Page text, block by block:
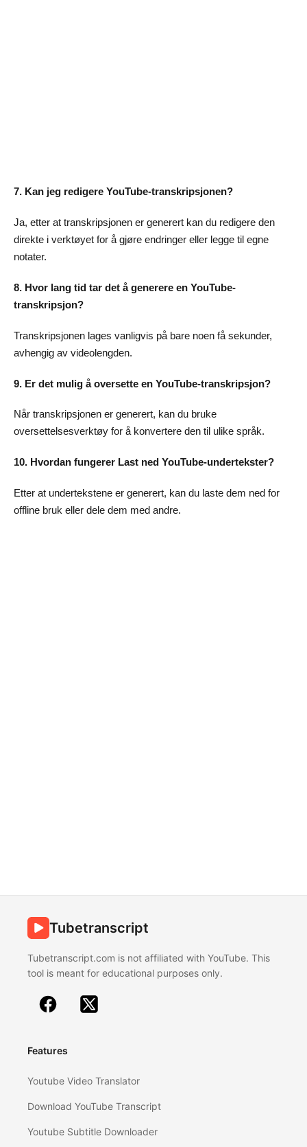
7. Kan jeg redigere YouTube-transkripsjonen?
Ja, etter at transkripsjonen er generert kan du redigere den
direkte i verktøyet for å gjøre endringer eller legge til egne
notater.
8. Hvor lang tid tar det å generere en YouTube-
transkripsjon?
Transkripsjonen lages vanligvis på bare noen få sekunder,
avhengig av videolengden.
9. Er det mulig å oversette en YouTube-transkripsjon?
Når transkripsjonen er generert, kan du bruke
oversettelsesverktøy for å konvertere den til ulike språk.
10. Hvordan fungerer Last ned YouTube-undertekster?
Etter at undertekstene er generert, kan du laste dem ned for
offline bruk eller dele dem med andre.
Tubetranscript
Tubetranscript.com is not affiliated with YouTube. This
tool is meant for educational purposes only.
Features
Youtube Video Translator
Download YouTube Transcript
Youtube Subtitle Downloader